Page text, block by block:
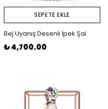
SEPETE EKLE
Bej Uyanış Desenli İpek Şal
₺ 4,700.00